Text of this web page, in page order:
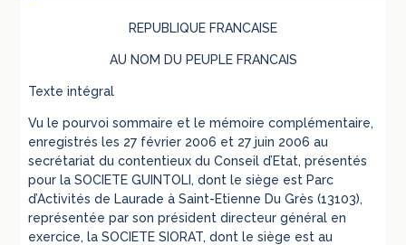
REPUBLIQUE FRANCAISE
AU NOM DU PEUPLE FRANCAIS
Texte intégral
Vu le pourvoi sommaire et le mémoire complémentaire,
enregistrés les 27 février 2006 et 27 juin 2006 au
secrétariat du contentieux du Conseil d’Etat, présentés
pour la SOCIETE GUINTOLI, dont le siège est Parc
d’Activités de Laurade à Saint-Etienne Du Grès (13103),
représentée par son président directeur général en
exercice, la SOCIETE SIORAT, dont le siège est au